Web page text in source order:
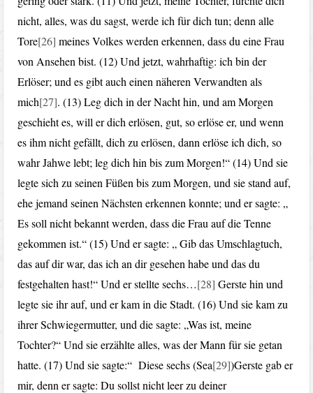
nicht, alles, was du sagst, werde ich für dich tun; denn alle
Tore[26] meines Volkes werden erkennen, dass du eine Frau
von Ansehen bist. (12) Und jetzt, wahrhaftig: ich bin der
Erlöser; und es gibt auch einen näheren Verwandten als
mich[27]. (13) Leg dich in der Nacht hin, und am Morgen
geschieht es, will er dich erlösen, gut, so erlöse er, und wenn
es ihm nicht gefällt, dich zu erlösen, dann erlöse ich dich, so
wahr Jahwe lebt; leg dich hin bis zum Morgen!“ (14) Und sie
legte sich zu seinen Füßen bis zum Morgen, und sie stand auf,
ehe jemand seinen Nächsten erkennen konnte; und er sagte: „
Es soll nicht bekannt werden, dass die Frau auf die Tenne
gekommen ist.“ (15) Und er sagte: „ Gib das Umschlagtuch,
das auf dir war, das ich an dir gesehen habe und das du
festgehalten hast!“ Und er stellte sechs…[28] Gerste hin und
legte sie ihr auf, und er kam in die Stadt. (16) Und sie kam zu
ihrer Schwiegermutter, und die sagte: „Was ist, meine
Tochter?“ Und sie erzählte alles, was der Mann für sie getan
hatte. (17) Und sie sagte:“ Diese sechs (Sea[29])Gerste gab er
mir, denn er sagte: Du sollst nicht leer zu deiner